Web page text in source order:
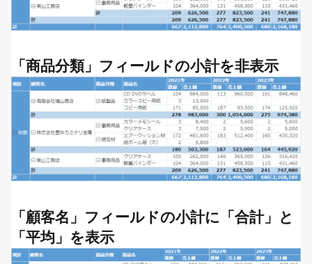
「商品分類」フィールドの小計を非表示
「顧客名」フィールドの小計に「合計」と
「平均」を表示